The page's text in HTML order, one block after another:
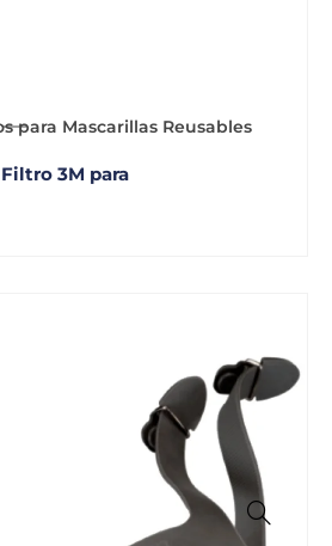
para Mascarillas Reusables
Filtro 3M para